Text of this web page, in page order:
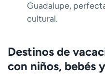
Guadalupe,
cultural.
Destinos de
con niños, bebés